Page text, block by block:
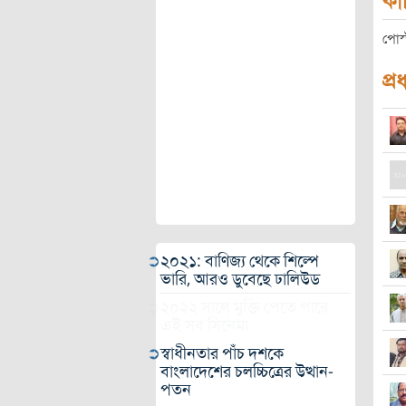
২০২১: বাণিজ্য থেকে শিল্পে
ভারি, আরও ডুবেছে ঢালিউড
স্বাধীনতার পাঁচ দশকে
বাংলাদেশের চলচ্চিত্রের উত্থান-
পতন